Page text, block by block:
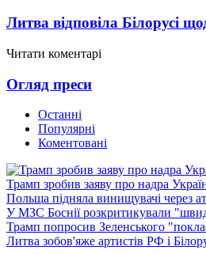
Литва відповіла Білорусі
Читати коментарі
Огляд преси
Останні
Популярні
Коментовані
Трамп зробив заяву про надра
Польща підняла винищувачі через
У МЗС Боснії розкритикували
Трамп попросив Зеленського
Литва зобов'яже артистів РФ і